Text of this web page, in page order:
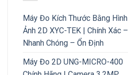
Máy Đo Kích Thước Bằng Hình
Ảnh 2D XYC-TEK | Chính Xác –
Nhanh Chóng – Ổn Định
Máy Đo 2D UNG-MICRO-400